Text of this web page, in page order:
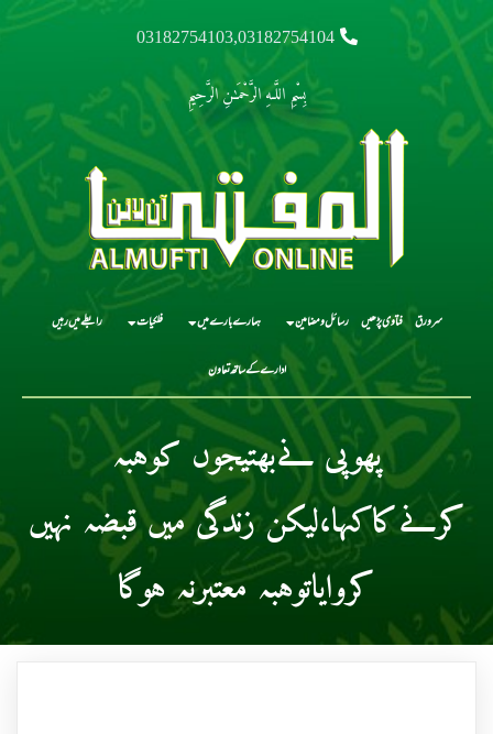
03182754103,03182754104
بِسْمِ اللَّـهِ الرَّحْمَـٰنِ الرَّحِيمِ
سرورق فتاوی پڑھیں رسائل و مضامین ہمارے بارے میں فلکیات رابطے میں رہیں
ادارے کے ساتھ تعاون
پھوپی نےبھتیجوں کوہبہ
کرنےکاکہا،لیکن زندگی میں قبضہ نہیں
کروایاتوہبہ معتبرنہ ہوگا